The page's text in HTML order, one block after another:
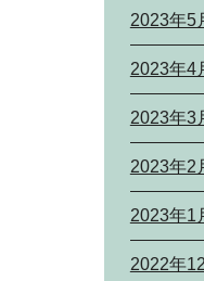
2023年5
2023年4
2023年3
2023年2
2023年1
2022年